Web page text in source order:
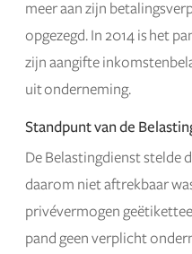
meer aan zijn
opgezegd. In 2014 is het
zijn aangifte
uit onderneming.
Standpunt van de
De Belastingdienst stelde
daarom niet aftrekbaar
privévermogen
pand geen verplicht